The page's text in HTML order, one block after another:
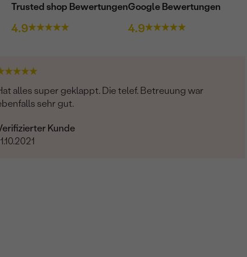
Trusted shop Bewertungen
4.9
Google Bewertungen
4.9
alles super geklappt. Die telef. Betreuung war
sehr gut.
Kunde